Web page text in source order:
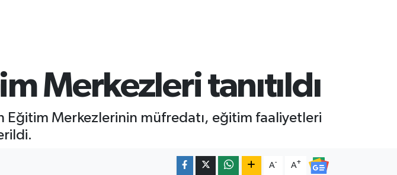
Merkezleri tanıtıldı
Eğitim Merkezlerinin müfredatı, eğitim faaliyetleri
A- A+